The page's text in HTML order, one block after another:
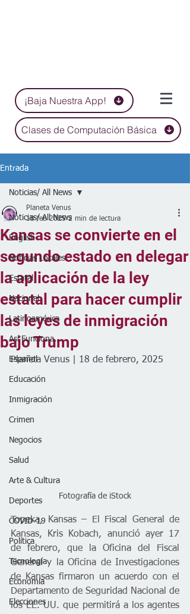
¡Baja Nuestra App!
Clases de Computación Básica
Entrada
Noticias/ All News
English
Noticias Locales
Estatal
Nacional
Latinoamérica
Así Funciona...
Español
Educación
Inmigración
Crimen
Negocios
Salud
Arte & Cultura
Deportes
COVID-19
Política
Tecnología
Economía
Elecciones
Noticias/ All News
Kansas se convierte en el
segundo estado en delegar
la aplicación de la ley
estatal para hacer cumplir
las leyes de inmigración
bajo Trump
Planeta Venus
18 feb 2025 2 min de lectura
Planeta Venus | 18 de febrero, 2025
Fotografía de iStock
Topeka, Kansas – El Fiscal General de
Kansas, Kris Kobach, anunció ayer 17
de febrero, que la Oficina del Fiscal
General y la Oficina de Investigaciones
de Kansas firmaron un acuerdo con el
Departamento de Seguridad Nacional de
los EE. UU. que permitirá a los agentes